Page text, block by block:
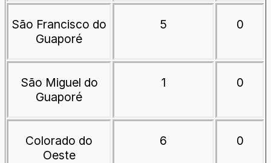
São Francisco do
Guaporé
5 0
São Miguel do
Guaporé
1 0
Colorado do
Oeste
6 0